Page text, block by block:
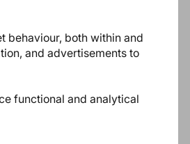
behaviour, both within and
and advertisements to
functional and analytical